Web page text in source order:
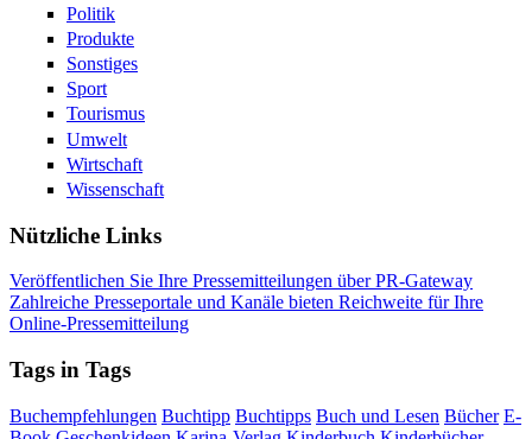
Politik
Produkte
Sonstiges
Sport
Tourismus
Umwelt
Wirtschaft
Wissenschaft
Nützliche Links
Veröffentlichen Sie Ihre Pressemitteilungen über PR-Gateway
Zahlreiche Presseportale und Kanäle bieten Reichweite für Ihre
Online-Pressemitteilung
Tags in Tags
Buchempfehlungen Buchtipp Buchtipps Buch und Lesen Bücher E-